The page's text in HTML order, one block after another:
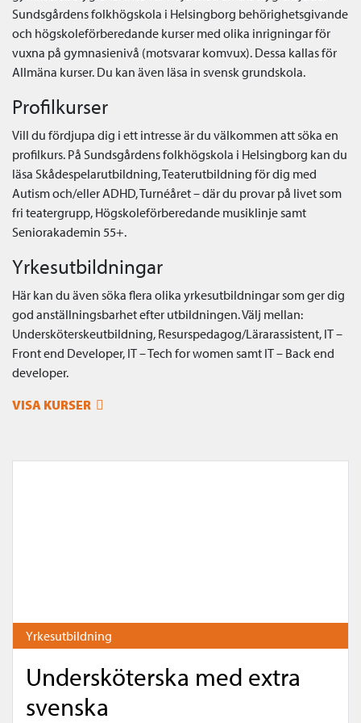
Sundsgårdens folkhögskola i Helsingborg behörighetsgivande
och högskoleförberedande kurser med olika inrigningar för
vuxna på gymnasienivå (motsvarar komvux). Dessa kallas för
Allmäna kurser. Du kan även läsa in svensk grundskola.
Profilkurser
Vill du fördjupa dig i ett intresse är du välkommen att söka en
profilkurs. På Sundsgårdens folkhögskola i Helsingborg kan du
läsa Skådespelarutbildning, Teaterutbildning för dig med
Autism och/eller ADHD, Turnéåret – där du provar på livet som
fri teatergrupp, Högskoleförberedande musiklinje samt
Seniorakademin 55+.
Yrkesutbildningar
Här kan du även söka flera olika yrkesutbildningar som ger dig
god anställningsbarhet efter utbildningen. Välj mellan:
Undersköterskeutbildning, Resurspedagog/Lärarassistent, IT –
Front end Developer, IT – Tech for women samt IT – Back end
developer.
VISA KURSER
Yrkesutbildning
Undersköterska med extra
svenska